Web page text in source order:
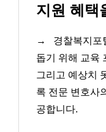
지원 혜택
→
경찰복지포
돕기 위해 교육
그리고 예상치
록 전문 변호사
공합니다.